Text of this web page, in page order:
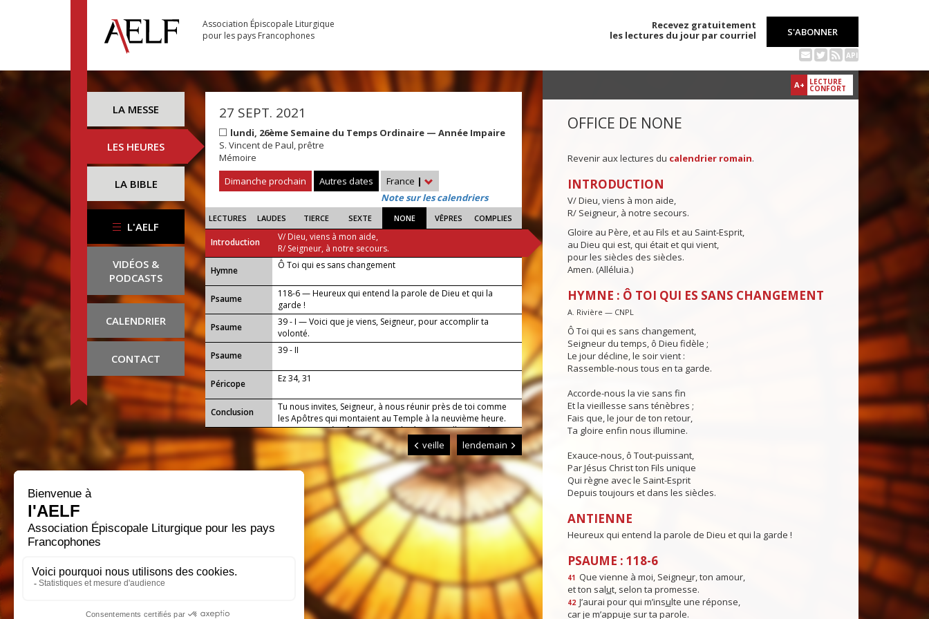
Association Épiscopale Liturgique
pour les pays Francophones
Recevez gratuitement
les lectures du jour par courriel
S'ABONNER
API
LA MESSE
LES HEURES
LA BIBLE
L'AELF
VIDÉOS &
PODCASTS
CALENDRIER
CONTACT
27 SEPT. 2021
lundi, 26ème Semaine du Temps Ordinaire — Année Impaire
S. Vincent de Paul, prêtre
Mémoire
Dimanche prochain
Autres dates France |
Note sur les calendriers
LECTURES LAUDES TIERCE SEXTE NONE VÊPRES COMPLIES
Introduction
V/ Dieu, viens à mon aide,
R/ Seigneur, à notre secours.
...
Hymne Ô Toi qui es sans changement
Psaume
118-6 — Heureux qui entend la parole de Dieu et qui la
garde !
Psaume
39 - I — Voici que je viens, Seigneur, pour accomplir ta
volonté.
Psaume
39 - II
Péricope Ez 34, 31
Conclusion
Tu nous invites, Seigneur, à nous réunir près de toi comme
les Apôtres qui montaient au Temple à la neuvième heure.
Que notre prière faite au nom de Jésus appelle ton salut sur
tous ceux qui invoquent son nom. Lui qui règne.
veille lendemain
A+ LECTURE
CONFORT
OFFICE DE NONE
Revenir aux lectures du calendrier romain.
INTRODUCTION
V/ Dieu, viens à mon aide,
R/ Seigneur, à notre secours.
Gloire au Père, et au Fils et au Saint-Esprit,
au Dieu qui est, qui était et qui vient,
pour les siècles des siècles.
Amen. (Alléluia.)
HYMNE : Ô TOI QUI ES SANS CHANGEMENT
A. Rivière — CNPL
Ô Toi qui es sans changement,
Seigneur du temps, ô Dieu fidèle ;
Le jour décline, le soir vient :
Rassemble-nous tous en ta garde.
Accorde-nous la vie sans fin
Et la vieillesse sans ténèbres ;
Fais que, le jour de ton retour,
Ta gloire enfin nous illumine.
Exauce-nous, ô Tout-puissant,
Par Jésus Christ ton Fils unique
Qui règne avec le Saint-Esprit
Depuis toujours et dans les siècles.
ANTIENNE
Heureux qui entend la parole de Dieu et qui la garde !
PSAUME : 118-6
41 Que vienne à moi, Seigneur, ton amour,
et ton salut, selon ta promesse.
42 J’aurai pour qui m’insulte une réponse,
car je m’appuie sur ta parole.